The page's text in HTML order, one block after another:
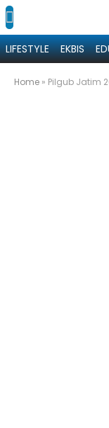
LIFESTYLE EKBIS
Home » Pilgub Jatim